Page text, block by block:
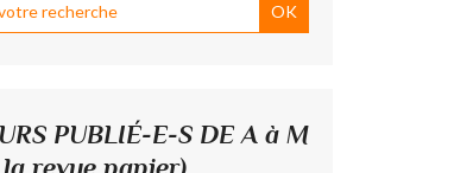
PUBLIÉ-E-S DE A à M